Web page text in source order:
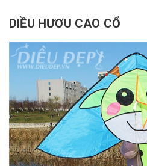
DIỀU HƯƠU CAO CỔ